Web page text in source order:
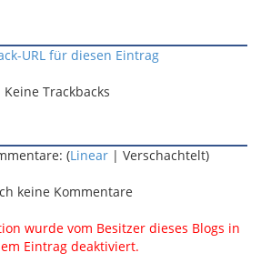
URL für diesen Eintrag
Keine Trackbacks
(Linear| Verschachtelt)
keine Kommentare
wurde vom Besitzer dieses Blogs in
Eintrag deaktiviert.